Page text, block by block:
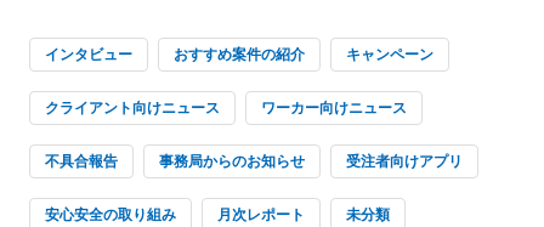
インタビュー おすすめ案件の紹介 キャンペーン
クライアント向けニュース ワーカー向けニュース
不具合報告 事務局からのお知らせ 受注者向けアプリ
安心安全の取り組み 月次レポート 未分類